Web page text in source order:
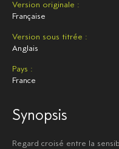
Version originale :
Française
Version sous titrée :
Anglais
Pays :
France
Synopsis
Regard croisé entre la